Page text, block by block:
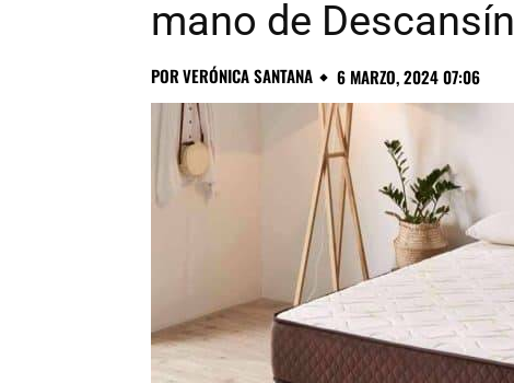
mano de Descansín
PORVERÓNICA SANTANA 6 MARZO, 2024 07:06